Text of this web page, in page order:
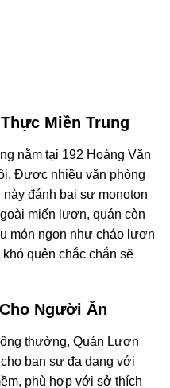
Miền Trung
nằm tại 192 Hoàng Văn
Được nhiều văn phòng
đánh bại sự monoton
miến lươn, quán còn
món ngon như cháo lươn
quên chắc chắn sẽ
Người Ăn
thường, Quán Lươn
bạn sự đa dạng với
phù hợp với sở thích